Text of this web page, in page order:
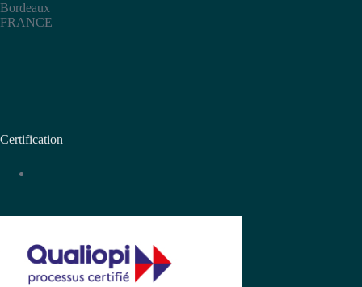
Bordeaux
FRANCE
Certification